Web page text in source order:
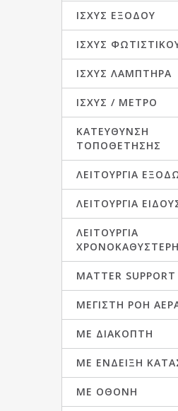
V-TIMER
ΙΣΧΎΣ ΕΞΌΔΟΥ
ΙΣΧΎΣ
ΙΣΧΎΣ ΛΑΜΠΤΉΡΑ
ΙΣΧΎΣ / ΜΈΤΡΟ
ΚΑΤΕΎΘΥΝΣΗ
ΤΟΠΟΘΈΤΗΣΗΣ
ΛΕΙΤΟΥΡΓΊΑ
ΛΕΙΤΟΥΡΓΊΑ
ΛΕΙΤΟΥΡΓΊΑ
MATTER SUPPORT
ΜΈΓΙΣΤΗ ΡΟΉ
ΜΕ ΔΙΑΚΌΠΤΗ
ΜΕ ΈΝΔΕΙΞΗ
ΜΕ ΟΘΌΝΗ